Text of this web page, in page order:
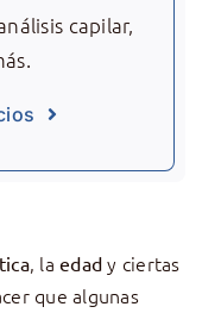
capilar,
, laedad y ciertas
que algunas